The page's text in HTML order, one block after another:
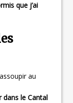
que j’ai
au
dans le Cantal